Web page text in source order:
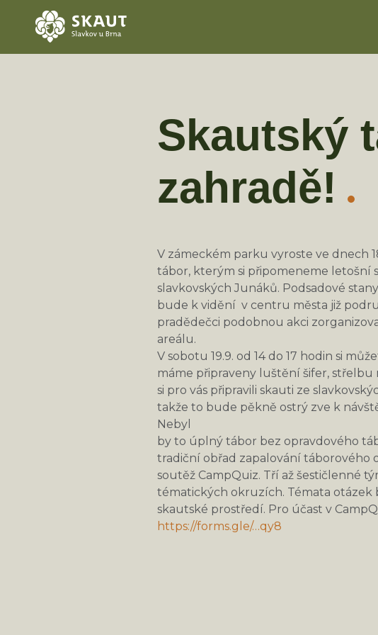
Skautský
zahradě!
V zámeckém parku vyroste ve dnech
tábor, kterým si připomeneme letošní
slavkovských Junáků. Podsadové
bude k vidění v centru města již
pradědečci podobnou akci
areálu.
V sobotu 19.9. od 14 do 17 hodin si
máme připraveny luštění šifer, střelbu
si pro vás připravili skauti ze
takže to bude pěkně ostrý zve k
Nebyl
by to úplný tábor bez opravdového
tradiční obřad zapalování táborového
soutěž CampQuiz. Tří až šestičlenné
tématických okruzích. Témata
skautské prostředí. Pro účast v
https://forms.gle/…qy8